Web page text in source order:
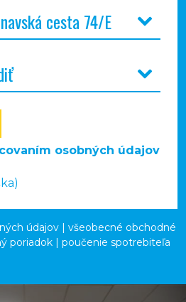
osobných údajov
údajov | všeobecné obchodné
poriadok| poučenie spotrebiteľa